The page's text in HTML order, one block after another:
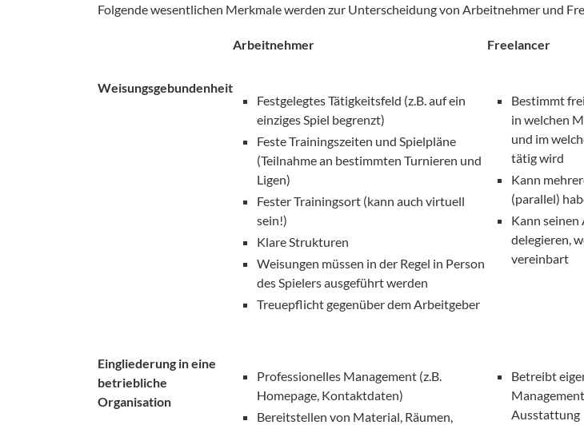
Folgende wesentlichen Merkmale werden zur Unterscheidung von Arbeitnehmer und
Arbeitnehmer Freelancer
Weisungsgebundenheit
Festgelegtes Tätigkeitsfeld (z.B. auf ein
einziges Spiel begrenzt)
Feste Trainingszeiten und Spielpläne
(Teilnahme an bestimmten Turnieren und
Ligen)
Fester Trainingsort (kann auch virtuell
sein!)
Klare Strukturen
Weisungen müssen in der Regel in Person
des Spielers ausgeführt werden
Treuepflicht gegenüber dem Arbeitgeber
Bestimmt
in welchen
und im
tätig wird
Kann
(parallel)
Kann
delegieren,
vereinbart
Eingliederung in eine
betriebliche
Organisation
Professionelles Management (z.B.
Homepage, Kontaktdaten)
Bereitstellen von Material, Räumen,
Betreibt
Ausstattung